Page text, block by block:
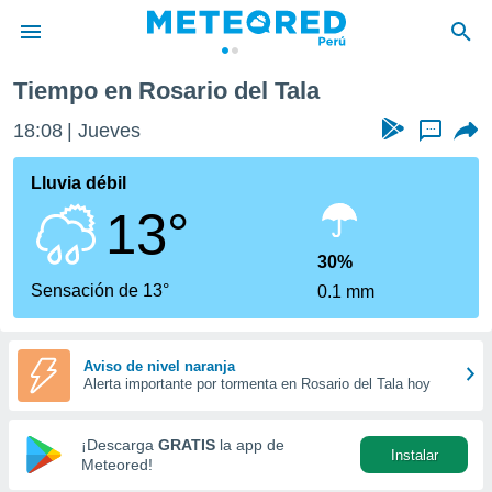
de
ha sido
para
que se
calidad.
a este
las
y
forma
digital
basada
Tiempo en Rosario del Tala
18:08 Jueves ...
Lluvia débil
13°
Sensación de 13°
30%
0.1 mm
Aviso de nivel naranja
Alerta importante por tormenta en Rosario del Tala hoy
¡Descarga GRATIS la app de
Meteored!
Instalar